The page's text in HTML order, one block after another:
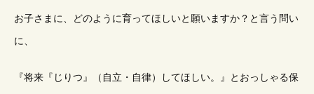
お子さまに、どのように育ってほしいと願いますか？と言う問い
に、
『将来『じりつ』（自立・自律）してほしい。』とおっしゃる保